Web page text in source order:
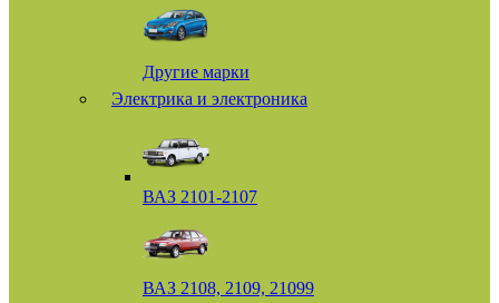
Другие марки
Электрика и электроника
ВАЗ 2101-2107
ВАЗ 2108, 2109, 21099